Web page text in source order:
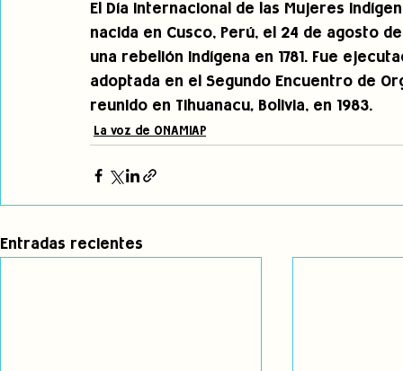
El Día Internacional de las Mujeres
nacida en Cusco, Perú, el 24 de agosto
una rebelión indígena en 1781. Fue
adoptada en el Segundo Encuentro de
reunido en Tihuanacu, Bolivia, en 1983.
La voz de ONAMIAP
Entradas recientes